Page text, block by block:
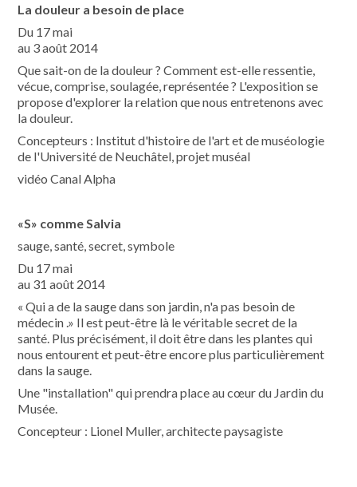
La douleur a besoin de place
Du 17 mai
au 3 août 2014
Que sait-on de la douleur ? Comment est-elle ressentie,
vécue, comprise, soulagée, représentée ? L'exposition se
propose d'explorer la relation que nous entretenons avec
la douleur.
Concepteurs : Institut d'histoire de l'art et de muséologie
de l'Université de Neuchâtel, projet muséal
vidéo Canal Alpha
«S» comme Salvia
sauge, santé, secret, symbole
Du 17 mai
au 31 août 2014
« Qui a de la sauge dans son jardin, n'a pas besoin de
médecin .» Il est peut-être là le véritable secret de la
santé. Plus précisément, il doit être dans les plantes qui
nous entourent et peut-être encore plus particulièrement
dans la sauge.
Une "installation" qui prendra place au cœur du Jardin du
Musée.
Concepteur : Lionel Muller, architecte paysagiste